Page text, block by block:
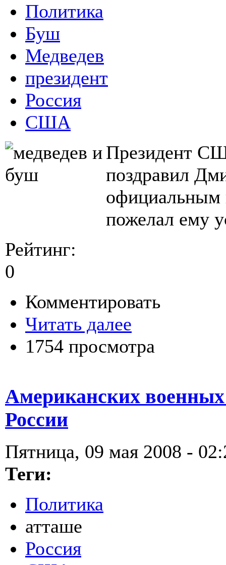
Политика
Буш
Медведев
президент
Россия
США
Президент
поздравил
официальным
пожелал ему
Рейтинг:
0
Комментировать
Читать далее
1754 просмотра
Американских
России
Пятница, 09 мая 2008 -
Теги:
Политика
атташе
Россия